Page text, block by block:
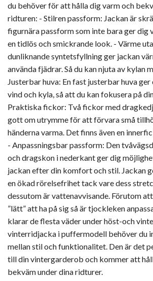
du behöver för att hålla dig varm och
ridturen: - Stilren passform: Jackan är
figurnära passform som inte bara ger dig
en tidlös och smickrande look. - Värme
dunliknande syntetsfyllning ger jackan
använda fjädrar. Så du kan njuta av kylan
Justerbar huva: En fast justerbar huva
vind och kyla, så att du kan fokusera på
Praktiska fickor: Två fickor med
gott om utrymme för att förvara små
händerna varma. Det finns även en
- Anpassningsbar passform: Den
och dragskon i nederkant ger dig
jackan efter din komfort och stil. Jackan
en ökad rörelsefrihet tack vare dess
dessutom är vattenavvisande. Förutom
”lätt” att ha på sig så är tjockleken
klarar de flesta väder under höst-och
vinterridjacka i puffermodell behöver du
mellan stil och funktionalitet. Den är det
till din vintergarderob och kommer att
bekväm under dina ridturer.